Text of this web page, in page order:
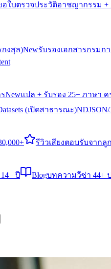
อใบตรวจประวัติอาชญากรรม +
กงสุล)Newรับรองเอกสารกรมก
Newแปล + รับรอง 25+ ภาษา ค
(เปิดสาธารณะ)
รีวิวเสียงตอบรับจากลู
ปี Blogบทความวีซ่า 44+